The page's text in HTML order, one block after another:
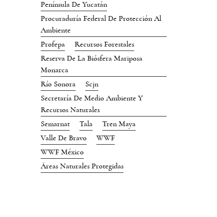
Península De Yucatán
Procuraduría Federal De Protección Al
Ambiente
Profepa
Recursos Forestales
Reserva De La Biósfera Mariposa
Monarca
Río Sonora
Scjn
Secretaría De Medio Ambiente Y
Recursos Naturales
Semarnat
Tala
Tren Maya
Valle De Bravo
WWF
WWF México
Áreas Naturales Protegidas